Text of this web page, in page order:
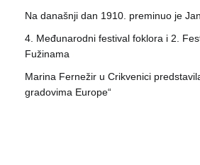
Na današnji dan 1910. preminuo je
4. Međunarodni festival foklora i 2.
Fužinama
Marina Fernežir u Crikvenici
gradovima Europe“